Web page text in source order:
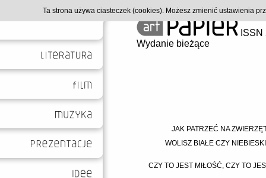
Wydanie bieżące
JAK PATRZEĆ NA
WOLISZ BIAŁE CZY
CZY TO JEST MIŁOŚĆ, CZY TO
Ta strona używa ciasteczek (cookies). Możesz zmienić ustawienia